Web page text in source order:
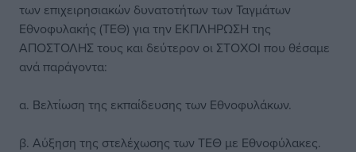
των επιχειρησιακών δυνατοτήτων των Ταγμάτων
Εθνοφυλακής (ΤΕΘ) για την ΕΚΠΛΗΡΩΣΗ της
ΑΠΟΣΤΟΛΗΣ τους και δεύτερον οι ΣΤΟΧΟΙ που θέσαμε
ανά παράγοντα:
α. Βελτίωση της εκπαίδευσης των Εθνοφυλάκων.
β. Αύξηση της στελέχωσης των ΤΕΘ με Εθνοφύλακες.